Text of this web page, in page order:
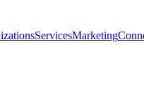
ServicesMarketing